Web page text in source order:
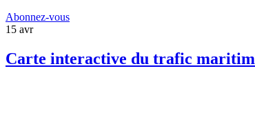
Abonnez-vous
15 avr
Carte interactive du trafic